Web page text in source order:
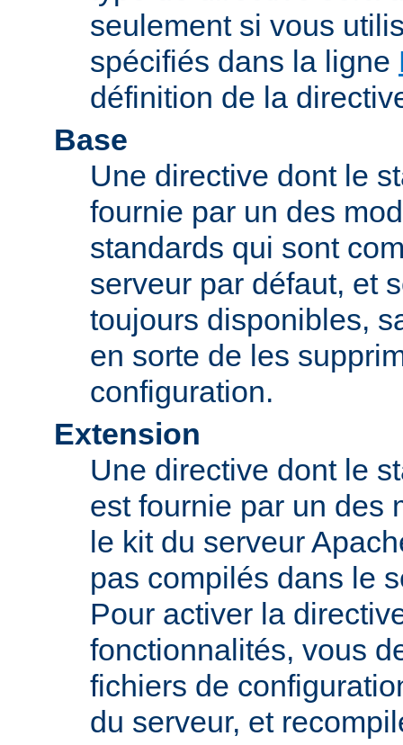
seulement si vous
spécifiés dans la ligne
définition de la
Base
Une directive dont le
fournie par un des
standards qui sont
serveur par défaut, et
toujours disponibles,
en sorte de les
configuration.
Extension
Une directive dont le
est fournie par un des
le kit du serveur
pas compilés dans le
Pour activer la
fonctionnalités, vous
fichiers de
du serveur, et